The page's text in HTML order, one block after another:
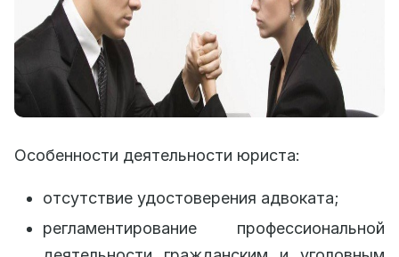
Особенности деятельности юриста:
отсутствие удостоверения адвоката;
регламентирование профессиональной